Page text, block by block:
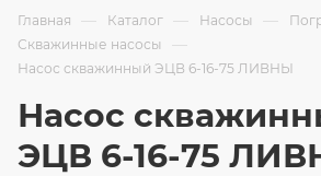
Главная — Каталог — Насосы —
Скважинные насосы —
Насос скважинный ЭЦВ 6-16-75 ЛИВНЫ
Насос
ЭЦВ 6-16-75